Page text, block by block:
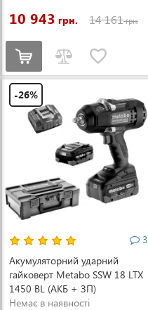
10 943 грн. 14 161грн.
-26%
3
Акумуляторний ударний
гайковерт Metabo SSW 18 LTX
1450 BL (АКБ + ЗП)
(602401660)
Немає в наявності